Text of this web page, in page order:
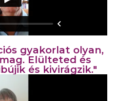
gyakorlat olyan,
Elülteted és
és kivirágzik."